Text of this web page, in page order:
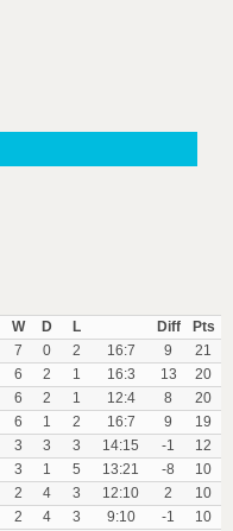
W D L Diff
Pts
7 0 2 16:7 9
21
6 2 1 16:3 13
20
6 2 1 12:4 8
20
6 1 2 16:7 9
19
3 3 3 14:15 -1
12
3 1 5 13:21 -8
10
2 4 3 12:10 2
10
2 4 3 9:10 -1
10